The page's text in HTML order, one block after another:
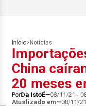
Início> Notícias
China
20 meses
PorDa IstoÉ 08/11/21 -
Atualizado em
08/11/